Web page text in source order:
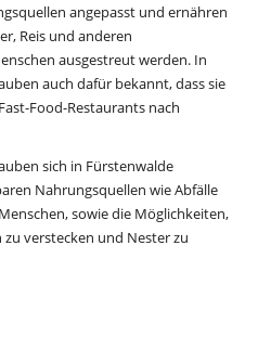
angepasst und ernähren
Reis und anderen
ausgestreut werden. In
auch dafür bekannt, dass sie
Food-Restaurants nach
sich in Fürstenwalde
Nahrungsquellen wie Abfälle
sowie die Möglichkeiten,
verstecken und Nester zu